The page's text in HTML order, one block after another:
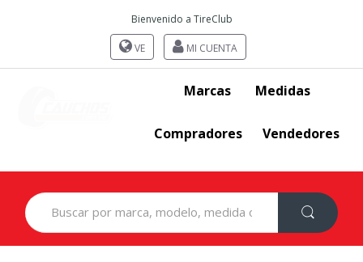
Bienvenido a TireClub
VE MI CUENTA
Marcas Medidas
Compradores Vendedores
Search
for: